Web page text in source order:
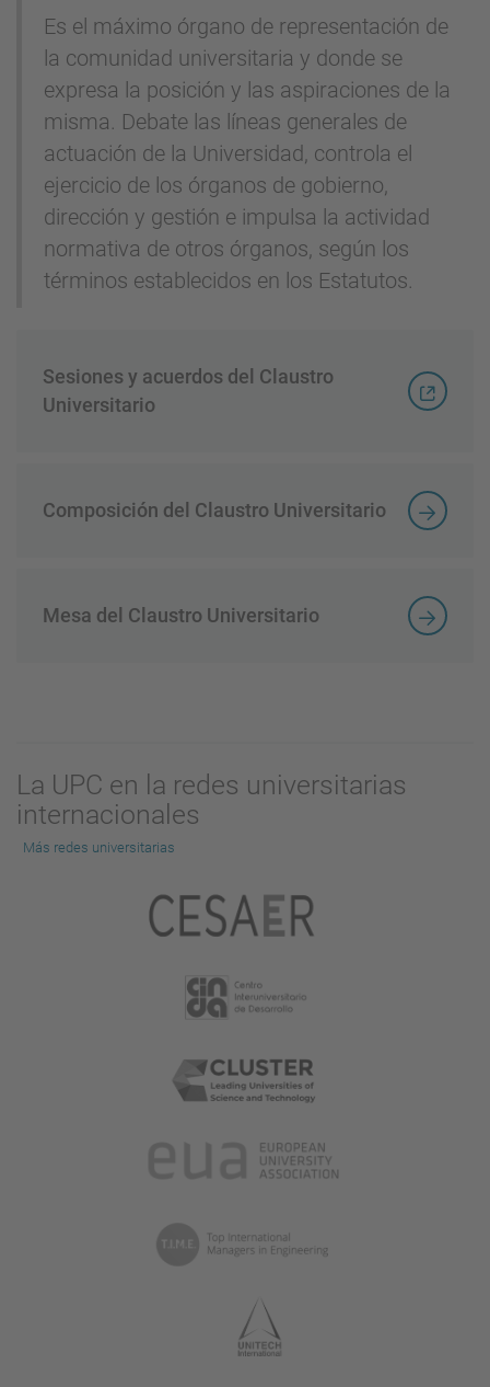
Es el máximo órgano de representación de
la comunidad universitaria y donde se
expresa la posición y las aspiraciones de la
misma. Debate las líneas generales de
actuación de la Universidad, controla el
ejercicio de los órganos de gobierno,
dirección y gestión e impulsa la actividad
normativa de otros órganos, según los
términos establecidos en los Estatutos.
Sesiones y acuerdos del Claustro
Universitario
Composición del Claustro Universitario
Mesa del Claustro Universitario
La UPC en la redes universitarias
internacionales
Más redes universitarias